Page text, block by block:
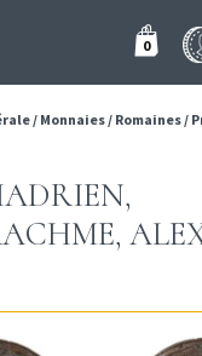
0
/ Monnaies/ Romaines/